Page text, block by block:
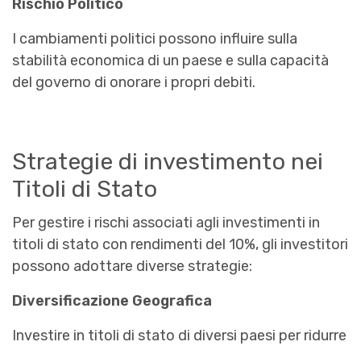
Rischio Politico
I cambiamenti politici possono influire sulla
stabilità economica di un paese e sulla capacità
del governo di onorare i propri debiti.
Strategie di investimento nei
Titoli di Stato
Per gestire i rischi associati agli investimenti in
titoli di stato con rendimenti del 10%, gli investitori
possono adottare diverse strategie:
Diversificazione Geografica
Investire in titoli di stato di diversi paesi per ridurre